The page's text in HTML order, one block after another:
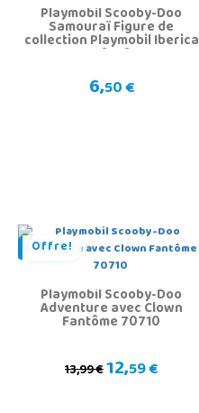
Playmobil Scooby-Doo
Samouraï Figure de
collection Playmobil Iberica
70716
6,50 €
Offre!
Playmobil Scooby-Doo
Adventure avec Clown
Fantôme 70710
13,99 €12,59 €